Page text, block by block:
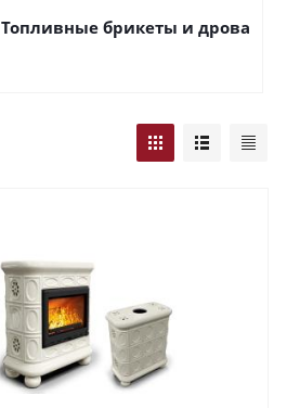
Топливные брикеты и дрова